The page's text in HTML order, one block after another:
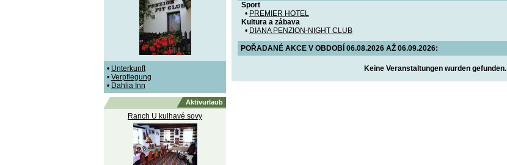
• Unterkunft
• Verpflegung
• Dahlia Inn
Aktivurlaub
Ranch U kulhavé sovy
Sport
• PREMIER HOTEL
Kultura a zábava
• DIANA PENZION-NIGHT CLUB
POŘADANÉ AKCE V OBDOBÍ 06.08.2026 AŽ 06.09.2026:
Keine Veranstaltungen wurden gefunden.